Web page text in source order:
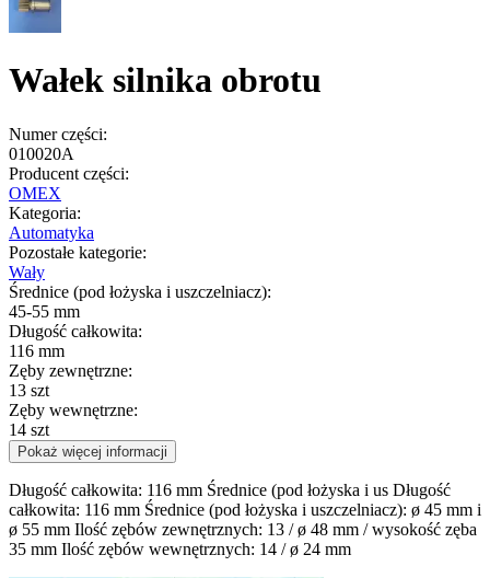
Wałek silnika obrotu
Numer części:
010020A
Producent części:
OMEX
Kategoria:
Automatyka
Pozostałe kategorie:
Wały
Średnice (pod łożyska i uszczelniacz):
45-55 mm
Długość całkowita:
116 mm
Zęby zewnętrzne:
13 szt
Zęby wewnętrzne:
14 szt
Pokaż więcej informacji
Długość całkowita: 116 mm Średnice (pod łożyska i us Długość
całkowita: 116 mm Średnice (pod łożyska i uszczelniacz): ø 45 mm i
ø 55 mm Ilość zębów zewnętrznych: 13 / ø 48 mm / wysokość zęba
35 mm Ilość zębów wewnętrznych: 14 / ø 24 mm